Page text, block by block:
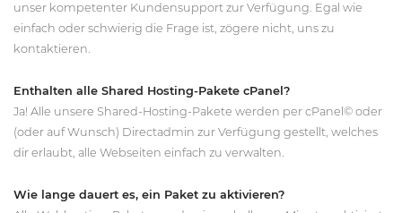
unser kompetenter Kundensupport zur Verfügung. Egal wie
einfach oder schwierig die Frage ist, zögere nicht, uns zu
kontaktieren.
Enthalten alle Shared Hosting-Pakete cPanel?
Ja! Alle unsere Shared-Hosting-Pakete werden per cPanel© oder
(oder auf Wunsch) Directadmin zur Verfügung gestellt, welches
dir erlaubt, alle Webseiten einfach zu verwalten.
Wie lange dauert es, ein Paket zu aktivieren?